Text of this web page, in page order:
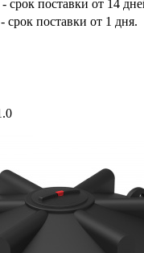
срок поставки от 14
срок поставки от 1 дня.